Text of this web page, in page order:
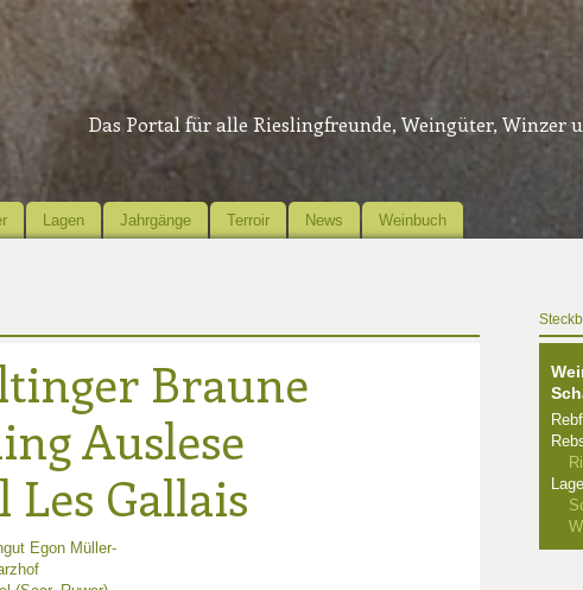
Das Portal für alle Rieslingfreunde, Weingüter, Winzer
Lagen Jahrgänge Terroir News Weinbuch
Braune
Auslese
Les Gallais
Egon Müller-